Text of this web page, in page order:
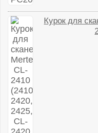
Курок для